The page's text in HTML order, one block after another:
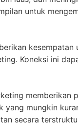
untuk
kesempatan
Koneksi ini
memberikan
mungkin
secara